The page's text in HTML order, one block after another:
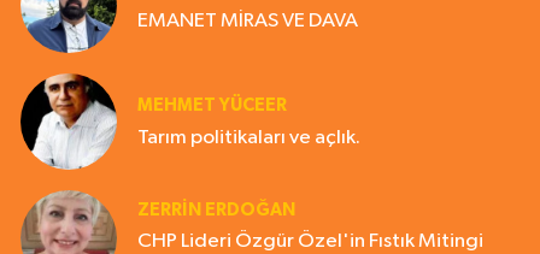
EMANET MİRAS VE DAVA
MEHMET YÜCEER
Tarım politikaları ve açlık.
ZERRIN ERDOĞAN
CHP Lideri Özgür Özel'in Fıstık Mitingi